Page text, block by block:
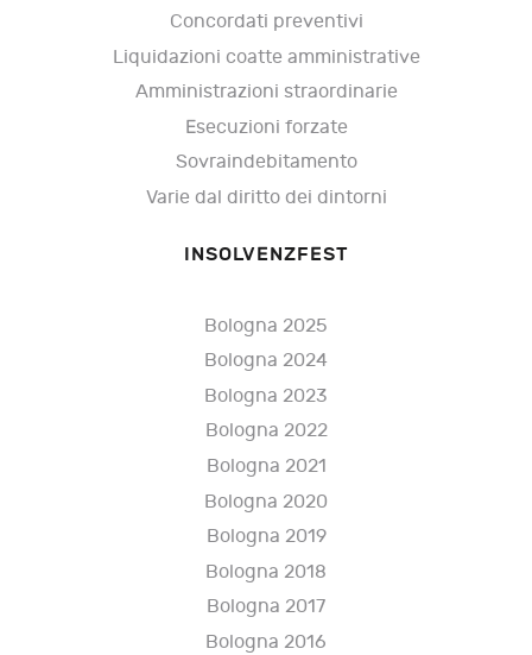
Concordati preventivi
Liquidazioni coatte amministrative
Amministrazioni straordinarie
Esecuzioni forzate
Sovraindebitamento
Varie dal diritto dei dintorni
INSOLVENZFEST
Bologna 2025
Bologna 2024
Bologna 2023
Bologna 2022
Bologna 2021
Bologna 2020
Bologna 2019
Bologna 2018
Bologna 2017
Bologna 2016